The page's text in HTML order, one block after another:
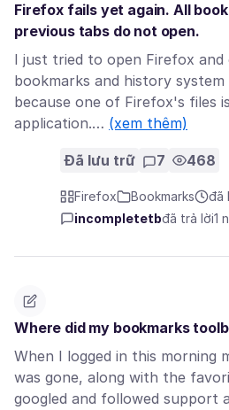
Firefox fails yet again. All
previous tabs do not open.
I just tried to open Firefox and
bookmarks and history
because one of Firefox's files
application.… (xem thêm)
Đã lưu trữ 7 468
Firefox Bookmarks
đã
incompletetbđã trả lời1
Where did my bookmarks
When I logged in this morning
was gone, along with the
googled and followed support